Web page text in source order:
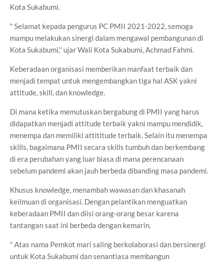
Kota Sukabumi.
'' Selamat kepada pengurus PC PMII 2021-2022, semoga
mampu melakukan sinergi dalam mengawal pembangunan di
Kota Sukabumi,'' ujar Wali Kota Sukabumi, Achmad Fahmi.
Keberadaan organisasi memberikan manfaat terbaik dan
menjadi tempat untuk mengembangkan tiga hal ASK yakni
attitude, skill, dan knowledge.
Di mana ketika memutuskan bergabung di PMII yang harus
didapatkan menjadi attitude terbaik yakni mampu mendidik,
menempa dan memiliki attititude terbaik. Selain itu menempa
skills, bagaimana PMII secara skills tumbuh dan berkembang
di era perubahan yang luar biasa di mana perencanaan
sebelum pandemi akan jauh berbeda dibanding masa pandemi.
Khusus knowledge, menambah wawasan dan khasanah
keilmuan di organisasi. Dengan pelantikan menguatkan
keberadaan PMII dan diisi orang-orang besar karena
tantangan saat ini berbeda dengan kemarin.
'' Atas nama Pemkot mari saling berkolaborasi dan bersinergi
untuk Kota Sukabumi dan senantiasa membangun